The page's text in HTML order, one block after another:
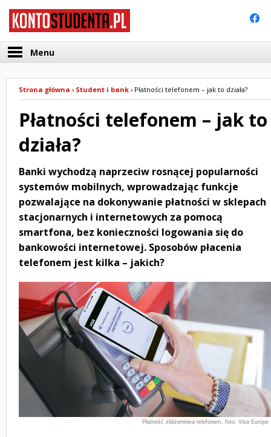
Menu
Strona główna › Student i bank › Płatności telefonem – jak to działa?
Płatności telefonem – jak to
działa?
Banki wychodzą naprzeciw rosnącej popularności
systemów mobilnych, wprowadzając funkcje
pozwalające na dokonywanie płatności w sklepach
stacjonarnych i internetowych za pomocą
smartfona, bez konieczności logowania się do
bankowości internetowej. Sposobów płacenia
telefonem jest kilka – jakich?
Płatność zbliżeniowa telefonem, foto: Visa Europe